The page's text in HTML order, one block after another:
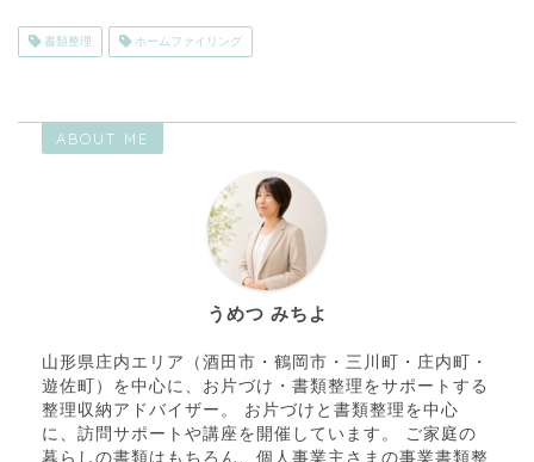
書類整理 ホームファイリング
ABOUT ME
うめつ みちよ
山形県庄内エリア（酒田市・鶴岡市・三川町・庄内町・
遊佐町）を中心に、お片づけ・書類整理をサポートする
整理収納アドバイザー。 お片づけと書類整理を中心
に、訪問サポートや講座を開催しています。 ご家庭の
暮らしの書類はもちろん、個人事業主さまの事業書類整